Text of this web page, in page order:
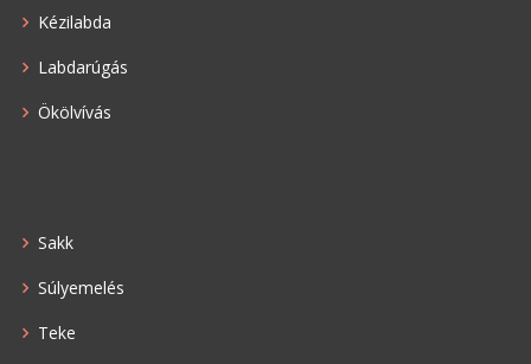
Kézilabda
Labdarúgás
Ökölvívás
Sakk
Súlyemelés
Teke